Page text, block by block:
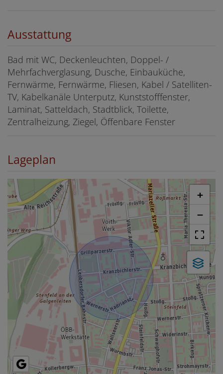
Ausstattung
Bad mit WC Deckenleuchten Doppel- /
Mehrfachverglasung Dusche Einbauküche
Fernwärme Fernwärme Fliesen Kabel / Satelliten-
TV Kabelkanäle Unterputz Kunststofffenster
Laminat Satteldach Stadtblick Toilette
Zentralheizung Ziegel Öffenbare Fenster
Lageplan
+
−